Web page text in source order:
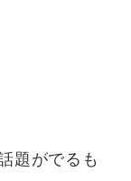
題がでるも